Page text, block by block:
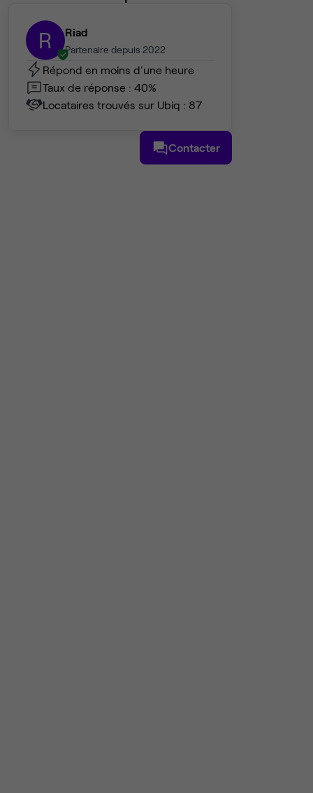
R Riad
Partenaire depuis 2022
Répond en moins d'une heure
Taux de réponse : 40%
Locataires trouvés sur Ubiq : 87
Contacter